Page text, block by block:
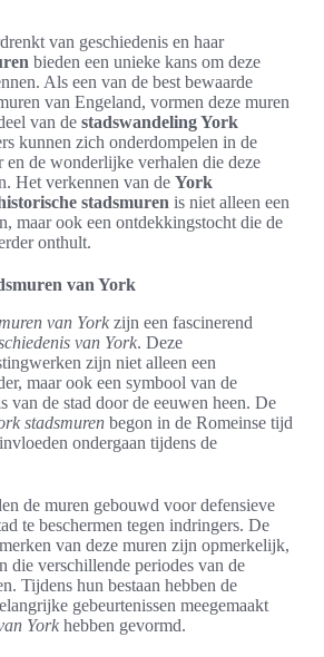
van geschiedenis en haar
bieden een unieke kans om deze
Als een van de best bewaarde
van Engeland, vormen deze muren
van de stadswandeling York
kunnen zich onderdompelen in de
en de wonderlijke verhalen die deze
Het verkennen van de York
stadsmuren is niet alleen een
maar ook een ontdekkingstocht die de
onthult.
van York
van York zijn een fascinerend
van York. Deze
zijn niet alleen een
maar ook een symbool van de
van de stad door de eeuwen heen. De
stadsmuren begon in de Romeinse tijd
ondergaan tijdens de
de muren gebouwd voor defensieve
te beschermen tegen indringers. De
van deze muren zijn opmerkelijk,
die verschillende periodes van de
Tijdens hun bestaan hebben de
gebeurtenissen meegemaakt
York hebben gevormd.